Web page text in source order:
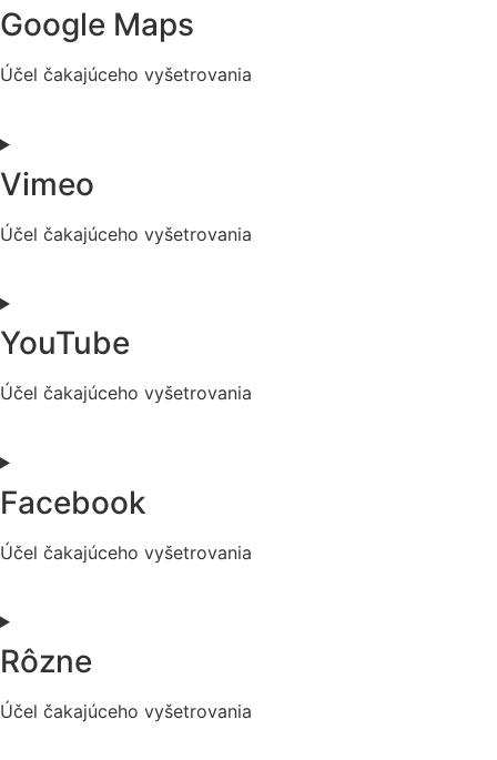
google-
recaptcha
Google Maps
Účel čakajúceho vyšetrovania
to
google-
maps
Vimeo
Účel čakajúceho vyšetrovania
to
vimeo
YouTube
Účel čakajúceho vyšetrovania
to
youtube
Facebook
Účel čakajúceho vyšetrovania
to
facebook
Rôzne
Účel čakajúceho vyšetrovania